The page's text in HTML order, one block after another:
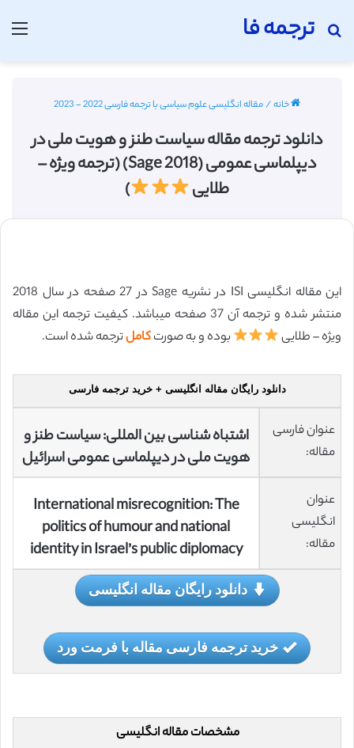
ترجمه فا
جستجو برای
خانه/مقاله انگلیسی علوم سیاسی با ترجمه فارسی 2022 - 2023
دانلود ترجمه مقاله سیاست طنز و هویت ملی در
دیپلماسی عمومی (Sage 2018) (ترجمه ویژه –
طلایی
)
این مقاله انگلیسی ISI در نشریه Sage در 27 صفحه در سال 2018
منتشر شده و ترجمه آن 37 صفحه میباشد. کیفیت ترجمه این مقاله
ویژه – طلایی
بوده و به صورتکاملترجمه شده است.
دانلود رایگان مقاله انگلیسی + خرید ترجمه فارسی
عنوان فارسی
مقاله:
اشتباه شناسی بین المللی: سیاست طنز و
هویت ملی در دیپلماسی عمومی اسرائیل
عنوان
انگلیسی
مقاله:
International misrecognition: The
politics of humour and national
identity in Israel’s public diplomacy
دانلود رایگان مقاله انگلیسی
خرید ترجمه فارسی مقاله با فرمت ورد
مشخصات مقاله انگلیسی